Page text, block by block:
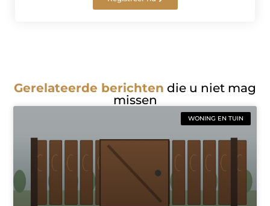
Gerelateerde berichten die u niet mag
missen
WONING EN TUIN